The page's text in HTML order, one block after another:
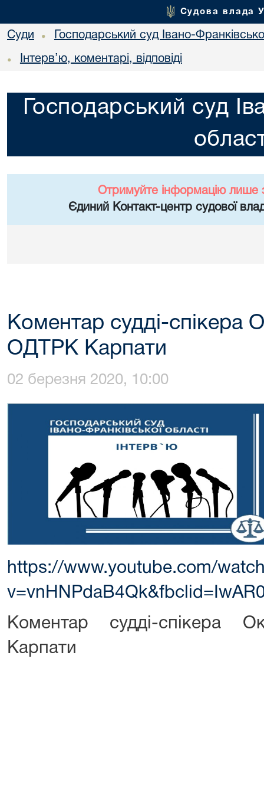
Судова влада
Суди • Господарський суд Івано-
• Інтерв’ю, коментарі, відповіді
Господарський суд
Отримуйте інформацію лише
Єдиний Контакт-центр судової
Коментар судді-спікера
ОДТРК Карпати
02 березня 2020, 10:00
https://www.youtube.com/
Коментар судді-спікера
Карпати